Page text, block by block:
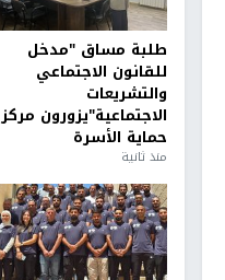
طلبة مساق "مدخل
للقانون الاجتماعي
والتشريعات
الاجتماعية"يزورون مركز
حماية الأسرة
منذ ثانية